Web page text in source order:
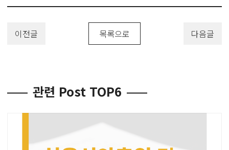
이전글 목록으로 다음글
관련 Post TOP6